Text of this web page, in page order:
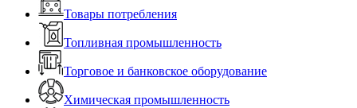
Товары потребления
Топливная промышленность
Торговое и банковское оборудование
Химическая промышленность